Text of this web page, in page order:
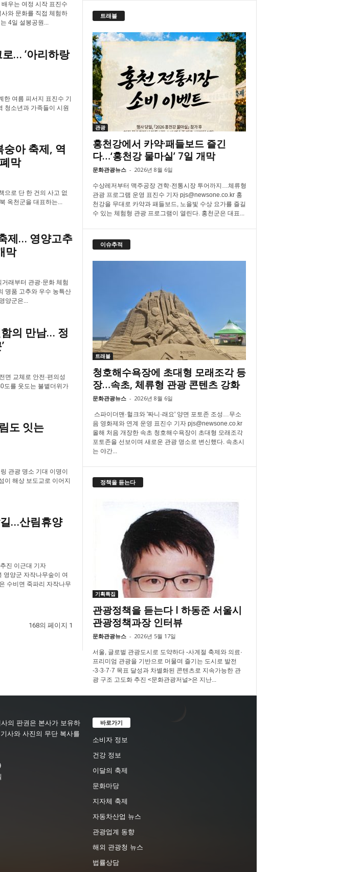
우는 여정 시작 표진수
와 문화를 직접 체험하
4일 설봉공원...
… ‘아리하랑
한 여름 피서지 표진수 기
청소년과 가족들이 시원
아 축제, 역
막
으로 단 한 건의 사고 없
옥천군을 대표하는...
제… 영양고추
막
래부터 관광·문화 체험
명품 고추와 우수 농특산
양군은...
의 만남… 정
면 교체로 안전·편의성
도를 웃도는 불볕더위가
도 잇는
관광 명소 기대 이명이
이 해상 보도교로 이어지
…산림휴양
진 이근대 기자
영양군 자작나무숲이 여
수비면 죽파리 자작나무
168의 페이지 1
트래블
관광
홍천강에서 카약·패들보드 즐긴
다…‘홍천강 물마실’ 7일 개막
문화관광뉴스 - 2026년 8월 6일
수상레저부터 맥주공장 견학·전통시장 투어까지…체류형
관광 프로그램 운영 표진수 기자 pjs@newsone.co.kr 홍
천강을 무대로 카약과 패들보드, 노을빛 수상 요가를 즐길
수 있는 체험형 관광 프로그램이 열린다. 홍천군은 대표...
이슈추적
트래블
청호해수욕장에 초대형 모래조각 등
장…속초, 체류형 관광 콘텐츠 강화
문화관광뉴스 - 2026년 8월 6일
스파이더맨·헐크와 '짜니·래요' 양면 포토존 조성…무소
음 영화제와 연계 운영 표진수 기자 pjs@newsone.co.kr
올해 처음 개장한 속초 청호해수욕장이 초대형 모래조각
포토존을 선보이며 새로운 관광 명소로 변신했다. 속초시
는 야간...
정책을 듣는다
기획특집
관광정책을 듣는다 l 하동준 서울시
관광정책과장 인터뷰
문화관광뉴스 - 2026년 5월 17일
서울, 글로벌 관광도시로 도약하다 -사계절 축제와 의료·
프리미엄 관광을 기반으로 머물며 즐기는 도시로 발전
-3·3·7·7 목표 달성과 차별화된 콘텐츠로 지속가능한 관
광 구조 고도화 추진 <문화관광저널>은 지난...
의 판권은 본사가 보유하
사와 사진의 무단 복사를
바로가기
소비자 정보
건강 정보
이달의 축제
문화마당
지자체 축제
자동차산업 뉴스
관광업계 동향
해외 관광청 뉴스
법률상담